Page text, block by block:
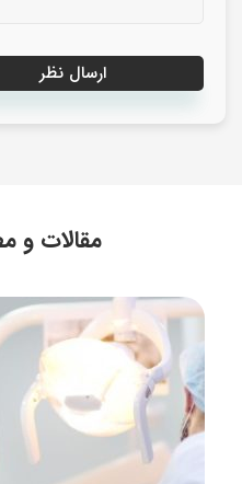
مقالات و